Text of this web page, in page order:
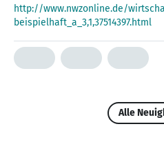
http://www.nwzonline.de/
beispielhaft_a_3,1,37514397.html
Alle